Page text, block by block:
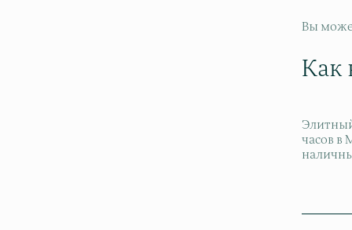
Вы
Как
часов в